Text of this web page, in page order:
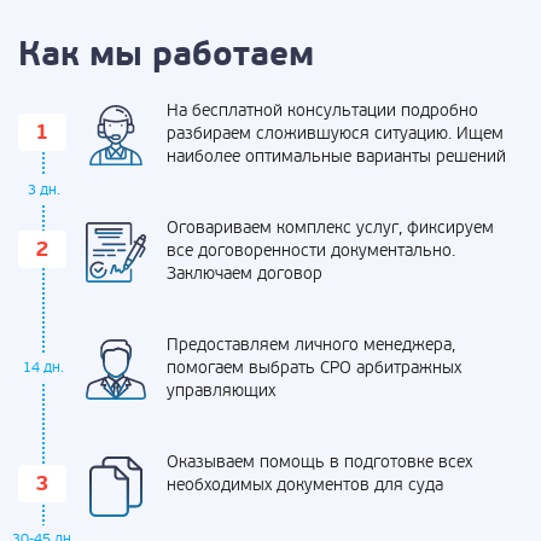
Как мы работаем
3 дн.
На бесплатной консультации подробно
разбираем сложившуюся ситуацию. Ищем
наиболее оптимальные варианты решений
Оговариваем комплекс услуг, фиксируем
все договоренности документально.
Заключаем договор
14 дн.
Предоставляем личного менеджера,
помогаем выбрать СРО арбитражных
управляющих
Оказываем помощь в подготовке всех
необходимых документов для суда